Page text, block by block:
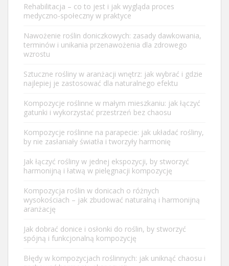
Rehabilitacja – co to jest i jak wygląda proces
medyczno-społeczny w praktyce
Nawożenie roślin doniczkowych: zasady dawkowania,
terminów i unikania przenawożenia dla zdrowego
wzrostu
Sztuczne rośliny w aranżacji wnętrz: jak wybrać i gdzie
najlepiej je zastosować dla naturalnego efektu
Kompozycje roślinne w małym mieszkaniu: jak łączyć
gatunki i wykorzystać przestrzeń bez chaosu
Kompozycje roślinne na parapecie: jak układać rośliny,
by nie zasłaniały światła i tworzyły harmonię
Jak łączyć rośliny w jednej ekspozycji, by stworzyć
harmonijną i łatwą w pielęgnacji kompozycję
Kompozycja roślin w donicach o różnych
wysokościach – jak zbudować naturalną i harmonijną
aranżację
Jak dobrać donice i osłonki do roślin, by stworzyć
spójną i funkcjonalną kompozycję
Błędy w kompozycjach roślinnych: jak uniknąć chaosu i